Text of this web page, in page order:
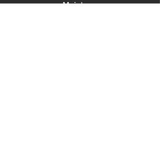
Maintenance